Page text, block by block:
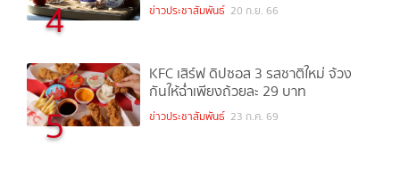
4 ข่าวประชาสัมพันธ์ 20 ก.ย. 66
5
KFC เสิร์ฟ ดิปซอส 3 รสชาติใหม่ จ้วง
กันให้ฉ่ำเพียงถ้วยละ 29 บาท
ข่าวประชาสัมพันธ์ 23 ก.ค. 69